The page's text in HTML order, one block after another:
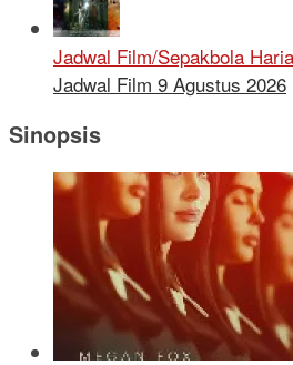
Jadwal Film/Sepakbola
Jadwal Film 9 Agustus 2026
Sinopsis